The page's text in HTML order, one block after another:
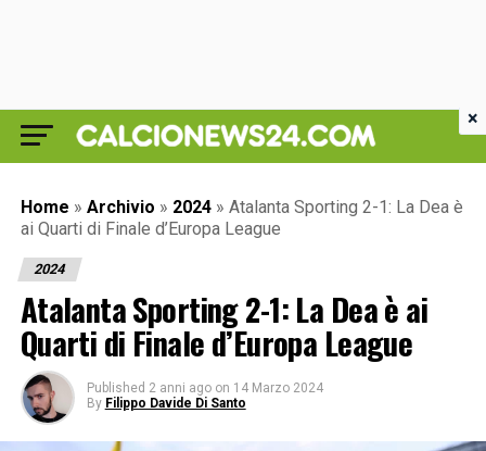
Home » Archivio » 2024 » Atalanta Sporting 2-1: La Dea è
ai Quarti di Finale d’Europa League
2024
Atalanta Sporting 2-1: La Dea è ai
Quarti di Finale d’Europa League
Published 2 anni ago on 14 Marzo 2024
By Filippo Davide Di Santo
×